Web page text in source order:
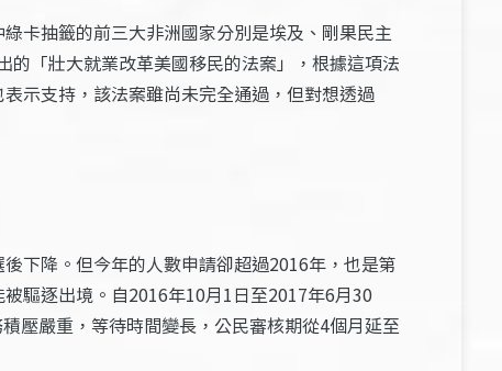
卡抽籤的前三大非洲國家分別是埃及、剛果民主
「壯大就業改革美國移民的法案」，根據這項法
示支持，該法案雖尚未完全通過，但對想透過
下降。但今年的人數申請卻超過2016年，也是第
驅逐出境。自2016年10月1日至2017年6月30
壓嚴重，等待時間變長，公民審核期從4個月延至